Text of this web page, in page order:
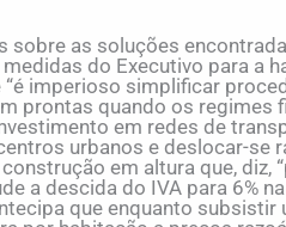
sobre as soluções
do Executivo para a
“é imperioso simplificar
prontas quando os regimes
em redes de
urbanos e deslocar-se
em altura que, diz,
a descida do IVA para 6%
que enquanto subsistir